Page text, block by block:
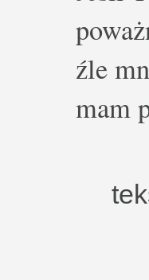
źle
mam